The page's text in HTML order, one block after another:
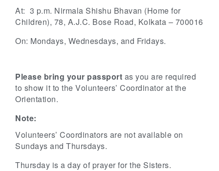
At: 3 p.m. Nirmala Shishu Bhavan (Home for
Children), 78, A.J.C. Bose Road, Kolkata – 700016
On: Mondays, Wednesdays, and Fridays.
Please bring your passport as you are required
to show it to the Volunteers’ Coordinator at the
Orientation.
Note:
Volunteers’ Coordinators are not available on
Sundays and Thursdays.
Thursday is a day of prayer for the Sisters.